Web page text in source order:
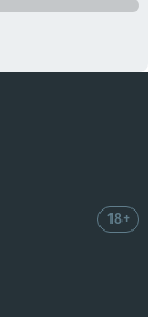
18+